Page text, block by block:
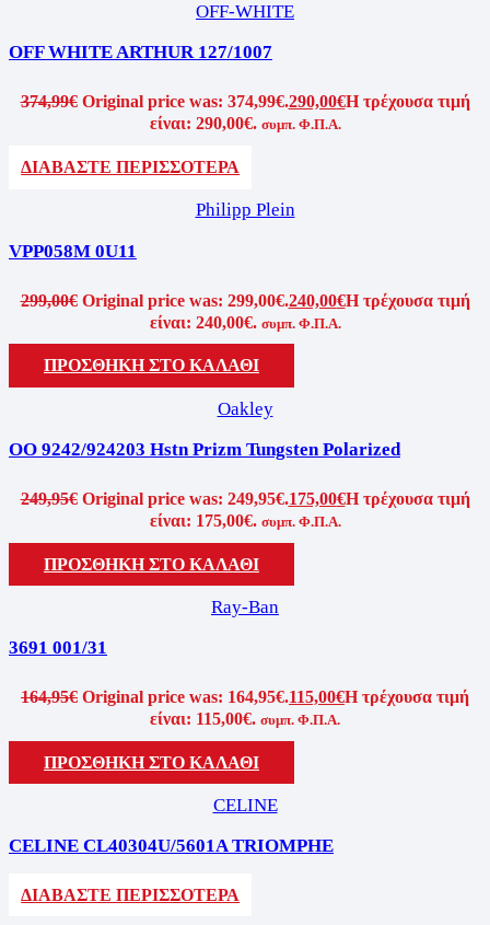
OFF-WHITE
OFF WHITE ARTHUR 127/1007
374,99€ Original price was: 374,99€.290,00€Η τρέχουσα τιμή
είναι: 290,00€. συμπ. Φ.Π.Α.
ΔΙΑΒΑΣΤΕ ΠΕΡΙΣΣΟΤΕΡΑ
Philipp Plein
VPP058M 0U11
299,00€ Original price was: 299,00€.240,00€Η τρέχουσα τιμή
είναι: 240,00€. συμπ. Φ.Π.Α.
ΠΡΟΣΘΗΚΗ ΣΤΟ ΚΑΛΑΘΙ
Oakley
OO 9242/924203 Hstn Prizm Tungsten Polarized
249,95€ Original price was: 249,95€.175,00€Η τρέχουσα τιμή
είναι: 175,00€. συμπ. Φ.Π.Α.
ΠΡΟΣΘΗΚΗ ΣΤΟ ΚΑΛΑΘΙ
Ray-Ban
3691 001/31
164,95€ Original price was: 164,95€.115,00€Η τρέχουσα τιμή
είναι: 115,00€. συμπ. Φ.Π.Α.
ΠΡΟΣΘΗΚΗ ΣΤΟ ΚΑΛΑΘΙ
CELINE
CELINE CL40304U/5601A TRIOMPHE
ΔΙΑΒΑΣΤΕ ΠΕΡΙΣΣΟΤΕΡΑ